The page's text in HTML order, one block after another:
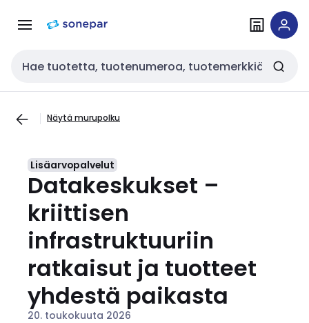
navigointiinsisältöön
Haku
Näytä murupolku
Lisäarvopalvelut
Datakeskukset –
kriittisen
infrastruktuuriin
ratkaisut ja tuotteet
yhdestä paikasta
20. toukokuuta 2026